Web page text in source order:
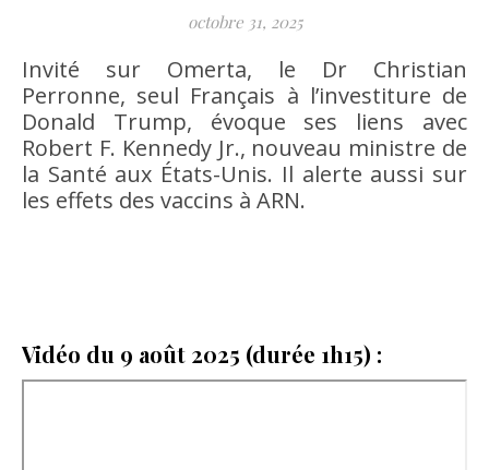
octobre 31, 2025
Invité sur Omerta, le Dr Christian
Perronne, seul Français à l’investiture de
Donald Trump, évoque ses liens avec
Robert F. Kennedy Jr., nouveau ministre de
la Santé aux États-Unis. Il alerte aussi sur
les effets des vaccins à ARN.
Vidéo du 9 août 2025 (durée 1h15) :